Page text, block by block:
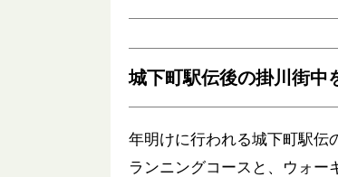
城下町駅伝後の掛川街中
年明けに行われる城下町駅伝
ランニングコースと、ウォー